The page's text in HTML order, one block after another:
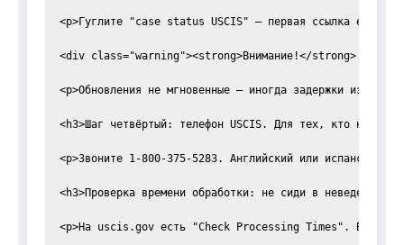
<p>Гуглите "case status USCIS" — первая ссылка
<div class="warning"><strong>Внимание!</strong> Не
<p>Обновления не мгновенные — иногда задержки из-
<h3>Шаг четвёртый: телефон USCIS. Для тех, кто не
<p>Звоните 1-800-375-5283. Английский или
<h3>Проверка времени обработки: не сиди в неведении</
<p>На uscis.gov есть "Check Processing Times".